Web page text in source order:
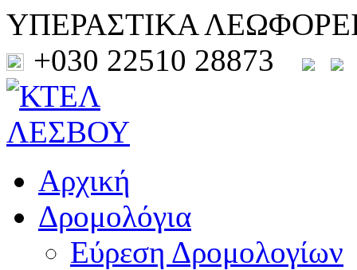
ΥΠΕΡΑΣΤΙΚΑ
+030 22510 28873
Αρχική
Δρομολόγια
Εύρεση Δρομολογίων